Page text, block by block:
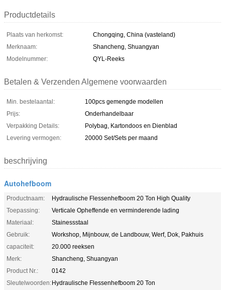
Productdetails
Plaats van herkomst:
Chongqing, China (vasteland)
Merknaam:
Shancheng, Shuangyan
Modelnummer:
QYL-Reeks
Betalen & Verzenden Algemene voorwaarden
Min. bestelaantal:
100pcs gemengde modellen
Prijs:
Onderhandelbaar
Verpakking Details:
Polybag, Kartondoos en Dienblad
Levering vermogen:
20000 Set/Sets per maand
beschrijving
Autohefboom
Productnaam:
Hydraulische Flessenhefboom 20 Ton High Quality
Toepassing:
Verticale Opheffende en verminderende lading
Materiaal:
Stainessstaal
Gebruik:
Workshop, Mijnbouw, de Landbouw, Werf, Dok, Pakhuis
capaciteit:
20.000 reeksen
Merk:
Shancheng, Shuangyan
Product Nr.:
0142
Sleutelwoorden:Hydraulische Flessenhefboom 20 Ton